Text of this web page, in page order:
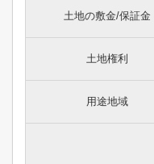
土地の敷金/保証金
土地権利
用途地域